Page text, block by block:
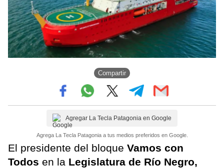
Compartir
Agregar La Tecla Patagonia en Google
Agrega La Tecla Patagonia a tus medios preferidos en Google.
El presidente del bloque Vamos con
Todos en la Legislatura de Río Negro,